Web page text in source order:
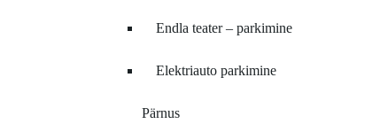
Endla teater – parkimine
Elektriauto parkimine
Pärnus